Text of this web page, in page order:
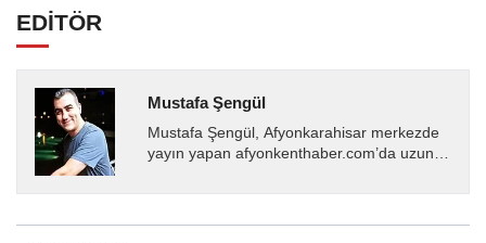
EDİTÖR
Mustafa Şengül
Mustafa Şengül, Afyonkarahisar merkezde
yayın yapan afyonkenthaber.com’da uzun
almakta, haber akışı...